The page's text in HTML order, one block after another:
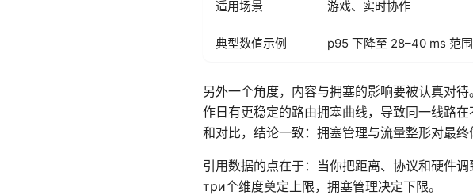
适用场景 游戏、实时协作
典型数值示例 p95 下降至 28–40 ms 范围
另外一个角度，内容与拥塞的影响要被认真对
作日有更稳定的路由拥塞曲线，导致同一线路
和对比，结论一致：拥塞管理与流量整形对最终
引用数据的点在于：当你把距离、协议和硬件
три个维度奠定上限，拥塞管理决定下限。